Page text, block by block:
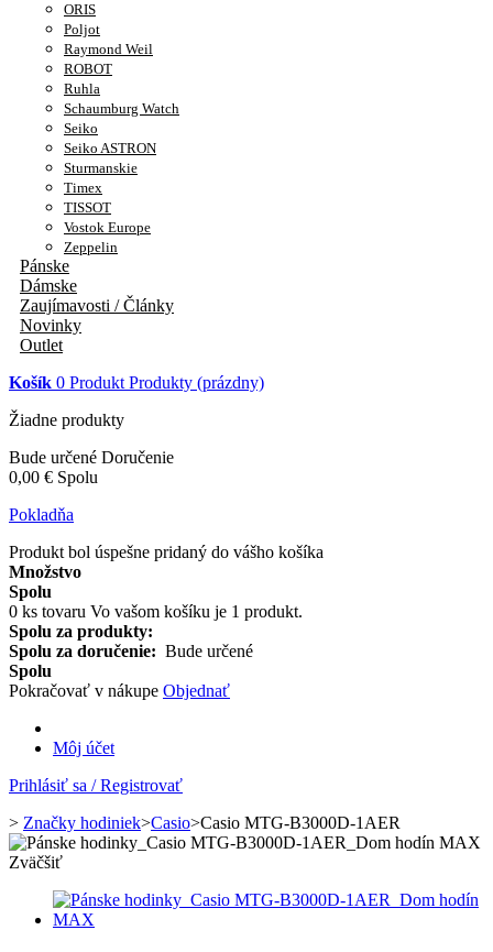
ORIS
Poljot
Raymond Weil
ROBOT
Ruhla
Schaumburg Watch
Seiko
Seiko ASTRON
Sturmanskie
Timex
TISSOT
Vostok Europe
Zeppelin
Pánske
Dámske
Zaujímavosti / Články
Novinky
Outlet
Košík 0 Produkt Produkty (prázdny)
Žiadne produkty
Bude určené Doručenie
0,00 € Spolu
Pokladňa
Produkt bol úspešne pridaný do vášho košíka
Množstvo
Spolu
0 ks tovaru Vo vašom košíku je 1 produkt.
Spolu za produkty:
Spolu za doručenie: Bude určené
Spolu
Pokračovať v nákupe Objednať
Môj účet
Prihlásiť sa / Registrovať
> Značky hodiniek>Casio>Casio MTG-B3000D-1AER
Zväčšiť